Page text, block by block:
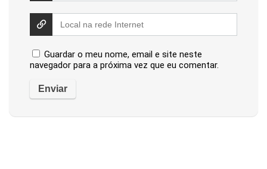
Guardar o meu nome, email e site neste
navegador para a próxima vez que eu comentar.